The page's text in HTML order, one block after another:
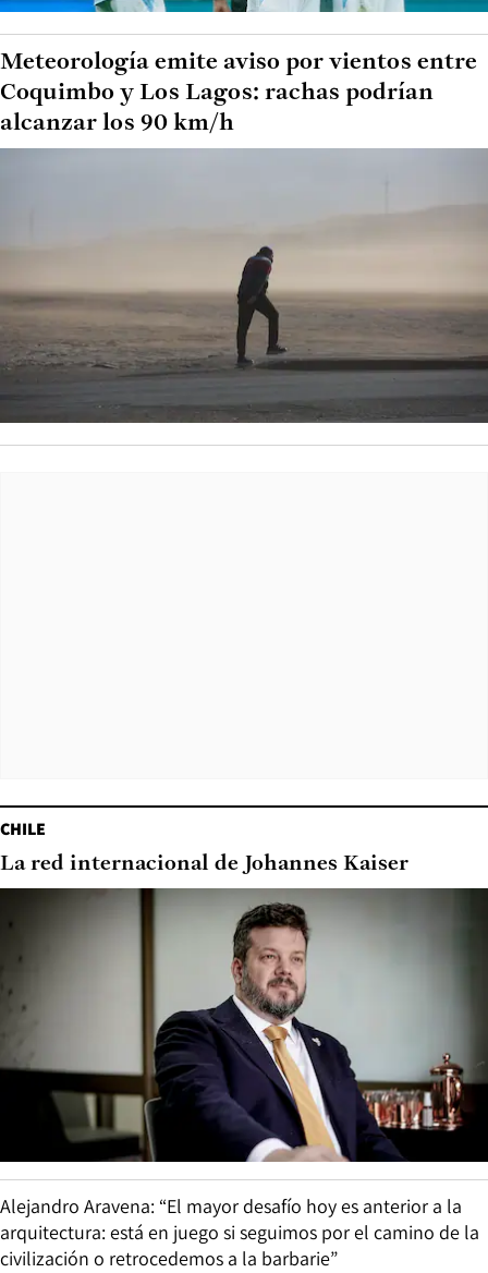
Meteorología emite aviso por vientos entre
Coquimbo y Los Lagos: rachas podrían
alcanzar los 90 km/h
CHILE
La red internacional de Johannes Kaiser
Alejandro Aravena: “El mayor desafío hoy es anterior a la
arquitectura: está en juego si seguimos por el camino de la
civilización o retrocedemos a la barbarie”